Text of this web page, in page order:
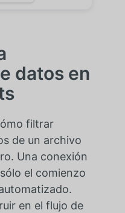
datos en
filtrar
de un archivo
Una conexión
el comienzo
en el flujo de